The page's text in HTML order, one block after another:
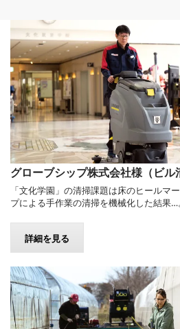
グローブシップ株式会社様（ビル
「文化学園」の清掃課題は床のヒールマ
プによる手作業の清掃を機械化した結果…。
詳細を見る